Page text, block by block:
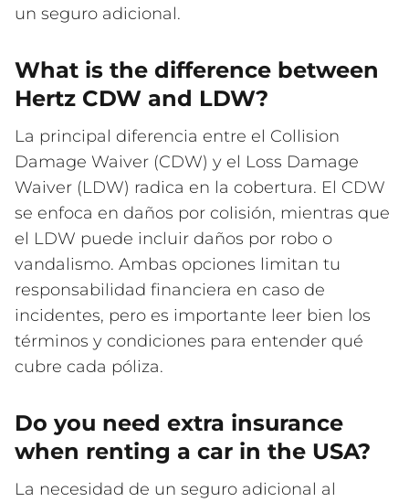
un seguro adicional.
What is the difference between
Hertz CDW and LDW?
La principal diferencia entre el Collision
Damage Waiver (CDW) y el Loss Damage
Waiver (LDW) radica en la cobertura. El CDW
se enfoca en daños por colisión, mientras que
el LDW puede incluir daños por robo o
vandalismo. Ambas opciones limitan tu
responsabilidad financiera en caso de
incidentes, pero es importante leer bien los
términos y condiciones para entender qué
cubre cada póliza.
Do you need extra insurance
when renting a car in the USA?
La necesidad de un seguro adicional al